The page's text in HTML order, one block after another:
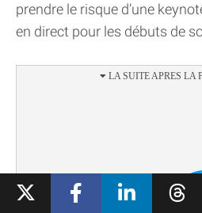
prendre le risque d’une
en direct pour les débuts de